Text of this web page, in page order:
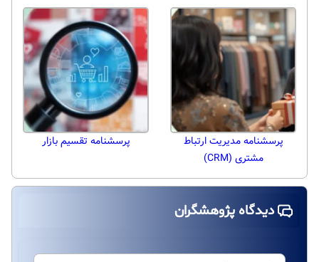
پرسشنامه مدیریت ارتباط
مشتری (CRM)
پرسشنامه تقسیم بازار
دیدگاه پژوهشگران